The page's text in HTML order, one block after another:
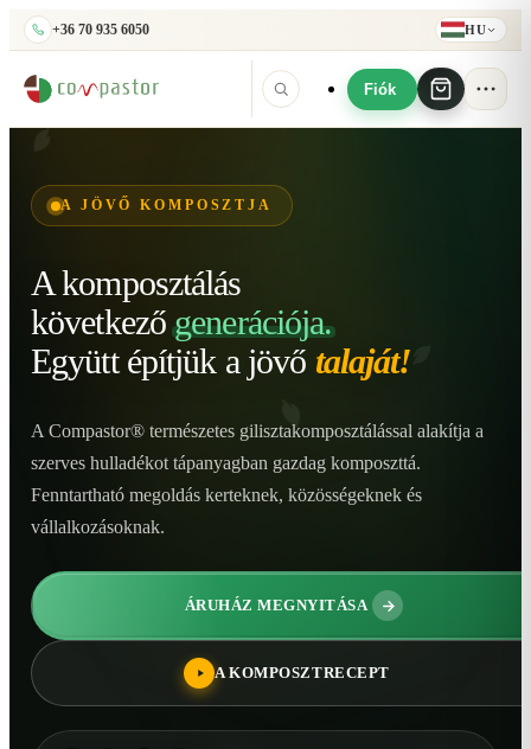
+36 70 935 6050 HU
Fiók
A JÖVŐ KOMPOSZTJA
A komposztálás
következő generációja.
Együtt építjük a jövő talaját!
A Compastor® természetes gilisztakomposztálással alakítja a
szerves hulladékot tápanyagban gazdag komposzttá.
Fenntartható megoldás kerteknek, közösségeknek és
vállalkozásoknak.
ÁRUHÁZ MEGNYITÁSA
A KOMPOSZTRECEPT